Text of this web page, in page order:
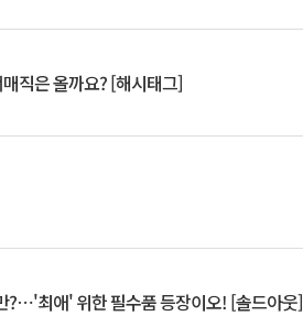
직은 올까요? [해시태그]
?⋯'최애' 위한 필수품 등장이오! [솔드아웃]